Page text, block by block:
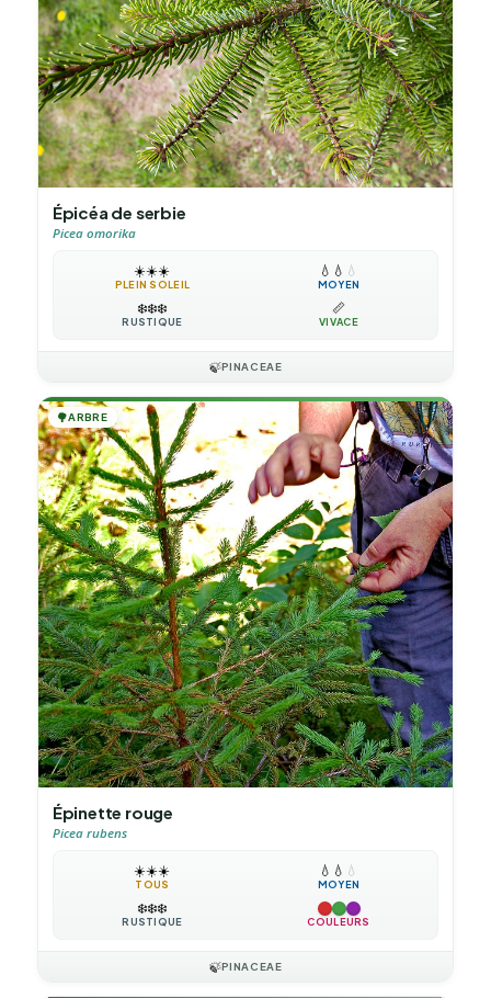
Épicéa de serbie
Picea omorika
☀️☀️☀️
PLEIN SOLEIL
💧 💧 💧
MOYEN
❄️❄️❄️
RUSTIQUE
📏
VIVACE
🍃PINACEAE
🌳ARBRE
Épinette rouge
Picea rubens
☀️☀️☀️
TOUS
💧 💧 💧
MOYEN
❄️❄️❄️
RUSTIQUE COULEURS
🍃PINACEAE